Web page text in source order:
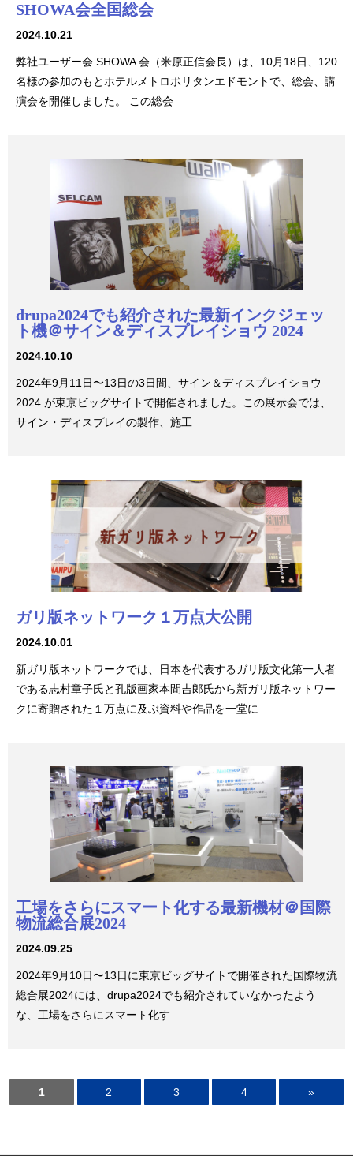
SHOWA会全国総会
2024.10.21
弊社ユーザー会 SHOWA 会（米原正信会長）は、10月18日、120
名様の参加のもとホテルメトロポリタンエドモントで、総会、講
演会を開催しました。 この総会
drupa2024でも紹介された最新インクジェッ
ト機＠サイン＆ディスプレイショウ 2024
2024.10.10
2024年9月11日〜13日の3日間、サイン＆ディスプレイショウ
2024 が東京ビッグサイトで開催されました。この展示会では、
サイン・ディスプレイの製作、施工
ガリ版ネットワーク１万点大公開
2024.10.01
新ガリ版ネットワークでは、日本を代表するガリ版文化第一人者
である志村章子氏と孔版画家本間吉郎氏から新ガリ版ネットワー
クに寄贈された１万点に及ぶ資料や作品を一堂に
工場をさらにスマート化する最新機材＠国際
物流総合展2024
2024.09.25
2024年9月10日〜13日に東京ビッグサイトで開催された国際物流
総合展2024には、drupa2024でも紹介されていなかったよう
な、工場をさらにスマート化す
1 2 3 4 »